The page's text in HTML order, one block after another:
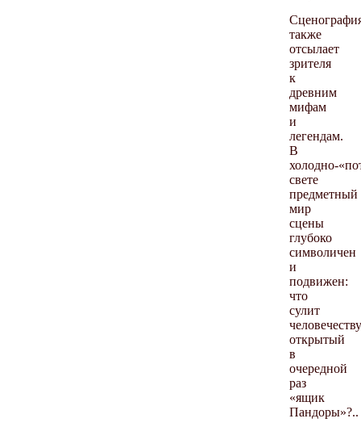
также
отсылает
зрителя
к
древним
мифам
и
легендам.
В
холодно-
свете
предметный
мир
сцены
глубоко
символичен
и
подвижен:
что
сулит
человечеству
открытый
в
очередной
раз
«ящик
Пандоры»?..